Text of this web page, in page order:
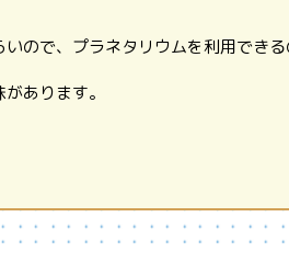
ので、プラネタリウムを利用できる
あります。